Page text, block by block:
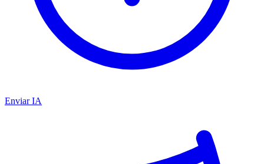
Enviar IA